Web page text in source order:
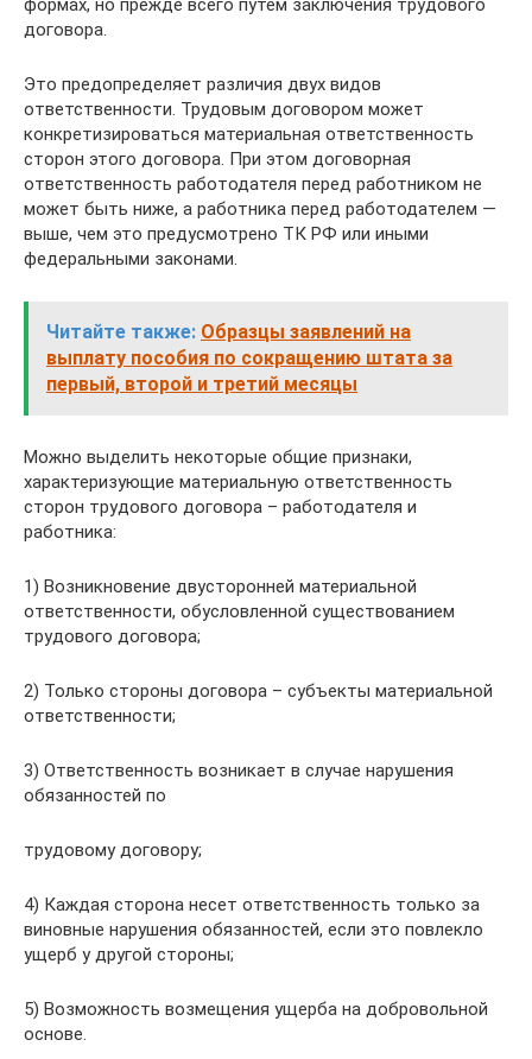
договора.
Это предопределяет различия двух видов
ответственности. Трудовым договором может
конкретизироваться материальная ответственность
сторон этого договора. При этом договорная
ответственность работодателя перед работником не
может быть ниже, а работника перед работодателем —
выше, чем это предусмотрено ТК РФ или иными
федеральными законами.
Читайте также: Образцы заявлений на
выплату пособия по сокращению штата за
первый, второй и третий месяцы
Можно выделить некоторые общие признаки,
характеризующие материальную ответственность
сторон трудового договора – работодателя и
работника:
1) Возникновение двусторонней материальной
ответственности, обусловленной существованием
трудового договора;
2) Только стороны договора – субъекты материальной
ответственности;
3) Ответственность возникает в случае нарушения
обязанностей по
трудовому договору;
4) Каждая сторона несет ответственность только за
виновные нарушения обязанностей, если это повлекло
ущерб у другой стороны;
5) Возможность возмещения ущерба на добровольной
основе.